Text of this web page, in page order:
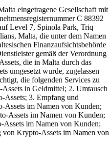
eingetragene Gesellschaft mit
C 88392
Level 7, Spinola Park, Triq
Malta, die unter dem Namen
Finanzaufsichtsbehörde
gemäß der Verordnung
die in Malta durch das
umgesetzt wurde, zugelassen
die folgenden Services zu
in Geldmittel; 2. Umtausch
Assets; 3. Empfang und
im Namen von Kunden;
Assets im Namen von Kunden;
Assets im Namen von Kunden;
Krypto-Assets im Namen von